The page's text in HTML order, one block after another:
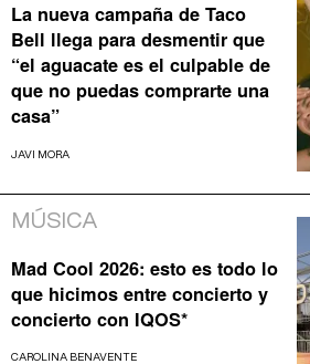
La nueva campaña de Taco
Bell llega para desmentir que
“el aguacate es el culpable de
que no puedas comprarte una
casa”
JAVI MORA
MÚSICA
Mad Cool 2026: esto es todo lo
que hicimos entre concierto y
concierto con IQOS*
CAROLINA BENAVENTE